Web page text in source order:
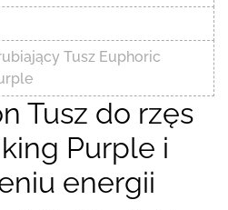
Tusz Euphoric
Tusz do rzęs
Purple i
energii